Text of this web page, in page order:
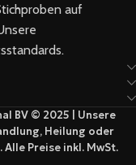
auf
BV © 2025 | Unsere
Heilung oder
Preise inkl. MwSt.